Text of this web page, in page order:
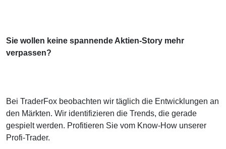
Sie wollen keine spannende Aktien-Story mehr
verpassen?
Bei TraderFox beobachten wir täglich die Entwicklungen an
den Märkten. Wir identifizieren die Trends, die gerade
gespielt werden. Profitieren Sie vom Know-How unserer
Profi-Trader.